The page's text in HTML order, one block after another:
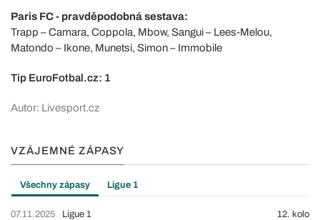
Paris FC - pravděpodobná sestava:
Trapp – Camara, Coppola, Mbow, Sangui – Lees-Melou,
Matondo – Ikone, Munetsi, Simon – Immobile
Tip EuroFotbal.cz: 1
Autor: Livesport.cz
VZÁJEMNÉ ZÁPASY
Všechny zápasy Ligue 1
07.11.2025 Ligue 1 12. kolo